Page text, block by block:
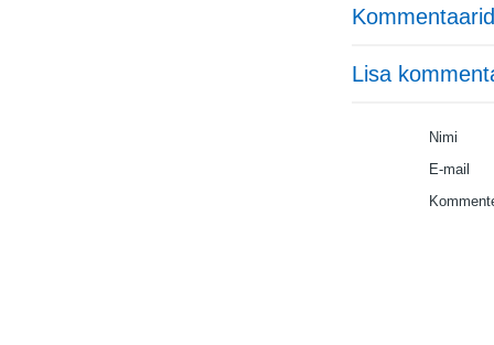
Lisa
Nimi
E-mail